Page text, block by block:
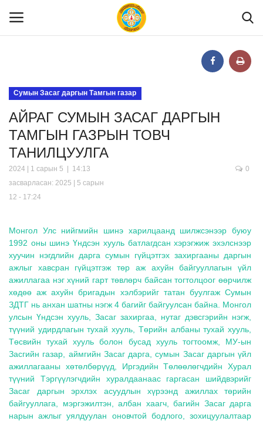
Танилцуулга
МЭДЭЭЛЭЛ
Хууль эрх зүй
Тендер
Ил тод байдал
Бодлого төлөвлөлт
Холбоо барих
Сумын Засаг даргын Тамгын газар
АЙРАГ СУМЫН ЗАСАГ ДАРГЫН
ТАМГЫН ГАЗРЫН ТОВЧ
ТАНИЛЦУУЛГА
2024 | 1 сарын 5 | 14:13
засварласан: 2025 | 5 сарын
12 - 17:24
0
Монгол Улс нийгмийн шинэ харилцаанд шилжсэнээр буюу
1992 оны шинэ Үндсэн хууль батлагдсан хэрэгжиж эхэлснээр
хуучин нэгдлийн дарга сумын гүйцэтгэх захиргааны даргын
ажлыг хавсран гүйцэтгэж төр аж ахуйн байгууллагын үйл
ажиллагаа нэг хүний гарт төвлөрч байсан тогтолцоог өөрчилж
хөдөө аж ахуйн бригадын хэлбэрийг татан буулгаж Сумын
ЗДТГ нь анхан шатны нэгж 4 багийг байгуулсан байна. Монгол
улсын Үндсэн хууль, Засаг захиргаа, нутаг дэвсгэрийн нэгж,
түүний удирдлагын тухай хууль, Төрийн албаны тухай хууль,
Төсвийн тухай хууль болон бусад хууль тогтоомж, МУ-ын
Засгийн газар, аймгийн Засаг дарга, сумын Засаг даргын үйл
ажиллагааны хөтөлбөрүүд, Иргэдийн Төлөөлөгчдийн Хурал
түүний Тэргүүлэгчдийн хуралдаанаас гаргасан шийдвэрийг
Засаг даргын эрхлэх асуудлын хүрээнд ажиллах төрийн
байгууллага, мэргэжилтэн, албан хаагч, багийн Засаг дарга
нарын ажлыг уялдуулан оновчтой бодлого, зохицуулалтаар